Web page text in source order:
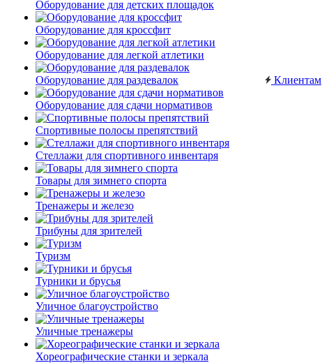
Оборудование для детских площадок
Оборудование для кроссфит
Оборудование для легкой атлетики
Оборудование для раздевалок
Оборудование для сдачи нормативов
Спортивные полосы препятствий
Стеллажи для спортивного инвентаря
Товары для зимнего спорта
Тренажеры и железо
Трибуны для зрителей
Туризм
Турники и брусья
Уличное благоустройство
Уличные тренажеры
Хореографические станки и зеркала
Клиентам